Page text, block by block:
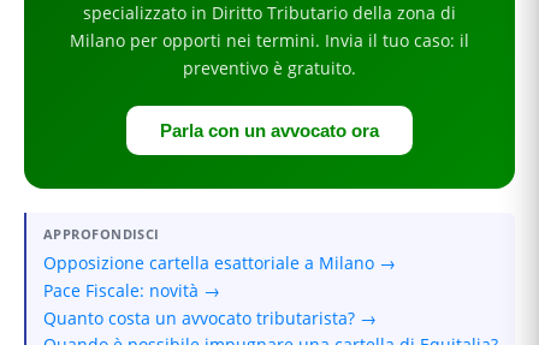
specializzato in Diritto Tributario della zona di
Milano per opporti nei termini. Invia il tuo caso: il
preventivo è gratuito.
Parla con un avvocato ora
APPROFONDISCI
Opposizione cartella esattoriale a Milano →
Pace Fiscale: novità →
Quanto costa un avvocato tributarista? →